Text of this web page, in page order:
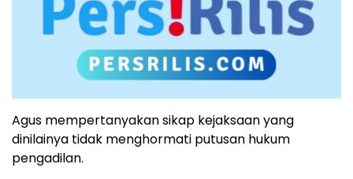
Agus mempertanyakan sikap kejaksaan yang
dinilainya tidak menghormati putusan hukum
pengadilan.